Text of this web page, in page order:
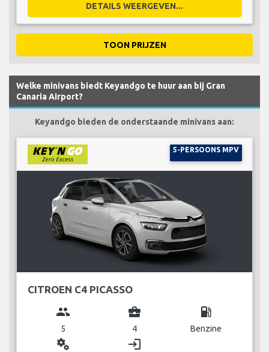
DETAILS WEERGEVEN...
TOON PRIJZEN
Welke minivans biedt Keyandgo te huur aan bij Gran
Canaria Airport?
Keyandgo bieden de onderstaande minivans aan:
5-PERSOONS MPV
CITROEN C4 PICASSO
group
5
business_center
4
local_gas_station
Benzine
miscellaneous_services login